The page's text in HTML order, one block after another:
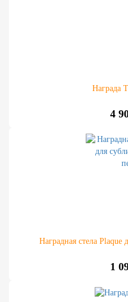
Награда
4
Наградная стела
1